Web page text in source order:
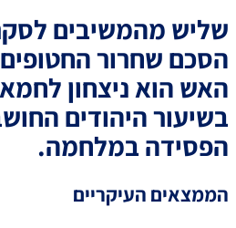
שליש מהמשיבים
הסכם שחרור
האש הוא ניצחון
בשיעור היהודים
הפסידה במלחמה.
הממצאים העיקריים